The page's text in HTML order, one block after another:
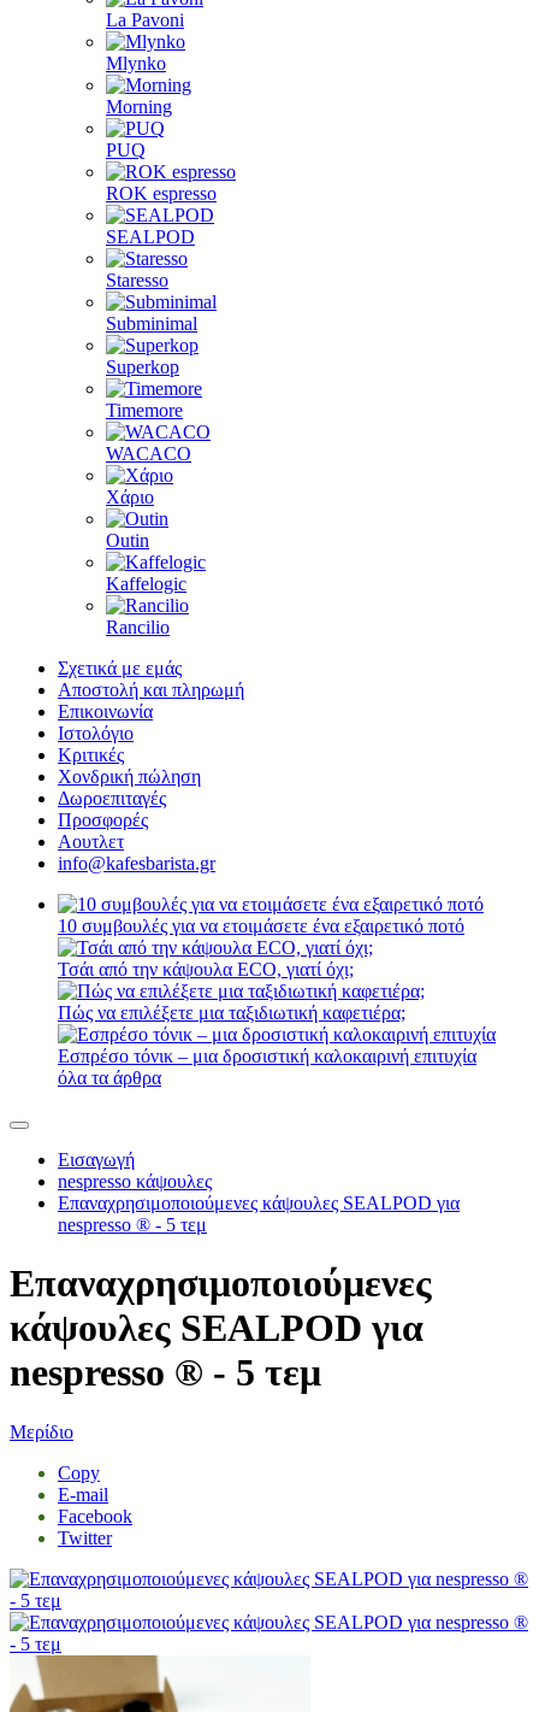
La Pavoni
Mlynko
Morning
PUQ
ROK espresso
SEALPOD
Staresso
Subminimal
Superkop
Timemore
WACACO
Χάριο
Outin
Kaffelogic
Rancilio
Σχετικά με εμάς
Αποστολή και πληρωμή
Επικοινωνία
Ιστολόγιο
Κριτικές
Χονδρική πώληση
Δωροεπιταγές
Προσφορές
Αουτλετ
info@kafesbarista.gr
10 συμβουλές για να ετοιμάσετε ένα εξαιρετικό ποτό
Τσάι από την κάψουλα ECO, γιατί όχι;
Πώς να επιλέξετε μια ταξιδιωτική καφετιέρα;
Εσπρέσο τόνικ – μια δροσιστική καλοκαιρινή επιτυχία
όλα τα άρθρα
Εισαγωγή
nespresso κάψουλες
Επαναχρησιμοποιούμενες κάψουλες SEALPOD για
nespresso ® - 5 τεμ
Επαναχρησιμοποιούμενες
κάψουλες SEALPOD για
nespresso ® - 5 τεμ
Μερίδιο
Copy
E-mail
Facebook
Twitter